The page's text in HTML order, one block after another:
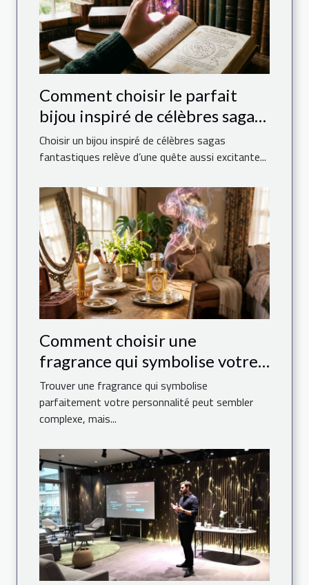
Comment choisir le parfait
bijou inspiré de célèbres sagas
fantastiques ?
Choisir un bijou inspiré de célèbres sagas
fantastiques relève d’une quête aussi excitante...
Comment choisir une
fragrance qui symbolise votre
personnalité ?
Trouver une fragrance qui symbolise
parfaitement votre personnalité peut sembler
complexe, mais...